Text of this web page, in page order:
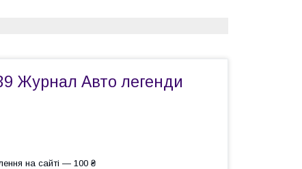
Журнал Авто легенди
на сайті — 100 ₴